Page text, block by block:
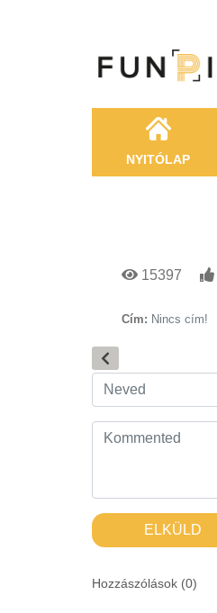
NYITÓLAP
15397
Cím: Nincs cím!
ELKÜLD
Hozzászólások (0)